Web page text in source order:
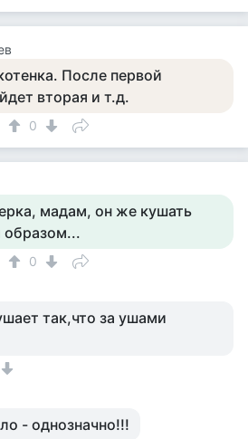
После первой
вторая и т.д.
0
мадам, он же кушать
образом...
0
так,что за ушами
- однозначно!!!